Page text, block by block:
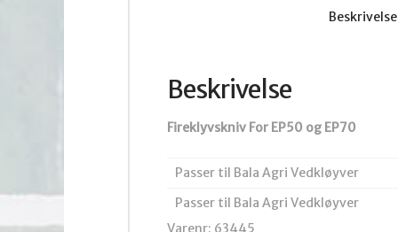
Beskrivelse
Beskrivelse
Fireklyvskniv For EP50 og EP70
Passer til Bala Agri Vedkløyver
Passer til Bala Agri Vedkløyver
Varenr: 63445